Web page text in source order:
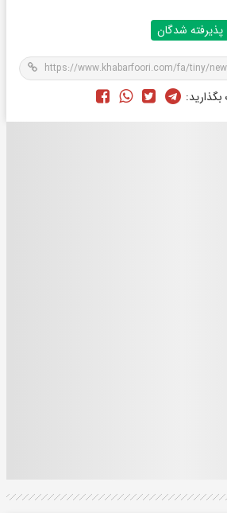
پذیرفته شدگان